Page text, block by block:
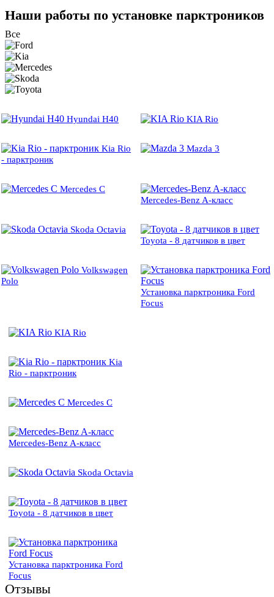
Наши работы по установке парктроников
Все
Hyundai H40 KIA Rio
Kia Rio
- парктроник
Mazda 3
Mercedes C
Mercedes-Benz A-класс
Skoda Octavia
Toyota - 8 датчиков в цвет
Volkswagen
Polo
Установка парктроника Ford
Focus
KIA Rio
Kia
Rio - парктроник
Mercedes C
Mercedes-Benz A-класс
Skoda Octavia
Toyota - 8 датчиков в цвет
Установка парктроника Ford
Focus
Отзывы